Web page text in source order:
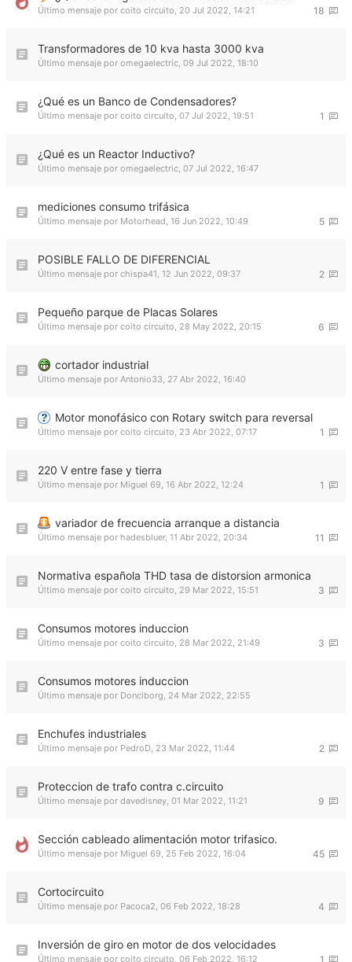
18
Último mensaje por coito circuito, 20 Jul 2022, 14:21
Transformadores de 10 kva hasta 3000 kva
Último mensaje por omegaelectric, 09 Jul 2022, 18:10
¿Qué es un Banco de Condensadores?​
1
Último mensaje por coito circuito, 07 Jul 2022, 19:51
¿Qué es un Reactor Inductivo?​
Último mensaje por omegaelectric, 07 Jul 2022, 16:47
mediciones consumo trifásica
5
Último mensaje por Motorhead, 16 Jun 2022, 10:49
POSIBLE FALLO DE DIFERENCIAL
2
Último mensaje por chispa41, 12 Jun 2022, 09:37
Pequeño parque de Placas Solares
6
Último mensaje por coito circuito, 28 May 2022, 20:15
cortador industrial
Último mensaje por Antonio33, 27 Abr 2022, 16:40
Motor monofásico con Rotary switch para reversal
1
Último mensaje por coito circuito, 23 Abr 2022, 07:17
220 V entre fase y tierra
1
Último mensaje por Miguel 69, 16 Abr 2022, 12:24
variador de frecuencia arranque a distancia
11
Último mensaje por hadesbluer, 11 Abr 2022, 20:34
Normativa española THD tasa de distorsion armonica
3
Último mensaje por coito circuito, 29 Mar 2022, 15:51
Consumos motores induccion
3
Último mensaje por coito circuito, 28 Mar 2022, 21:49
Consumos motores induccion
Último mensaje por Donciborg, 24 Mar 2022, 22:55
Enchufes industriales
2
Último mensaje por PedroD, 23 Mar 2022, 11:44
Proteccion de trafo contra c.circuito
9
Último mensaje por davedisney, 01 Mar 2022, 11:21
Sección cableado alimentación motor trifasico.
45
Último mensaje por Miguel 69, 25 Feb 2022, 16:04
Cortocircuito
4
Último mensaje por Pacoca2, 06 Feb 2022, 18:28
Inversión de giro en motor de dos velocidades
1
Último mensaje por coito circuito, 06 Feb 2022, 16:12